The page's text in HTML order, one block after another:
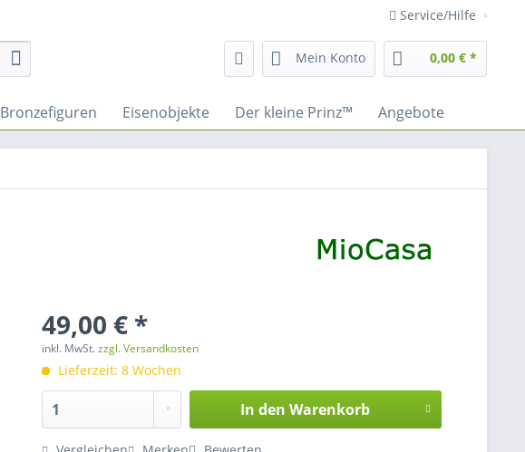
Service/Hilfe
Mein Konto 0,00 € *
Bronzefiguren Eisenobjekte Der kleine Prinz™ Angebote
49,00 € *
inkl. MwSt.zzgl. Versandkosten
Lieferzeit: 8 Wochen
In den Warenkorb